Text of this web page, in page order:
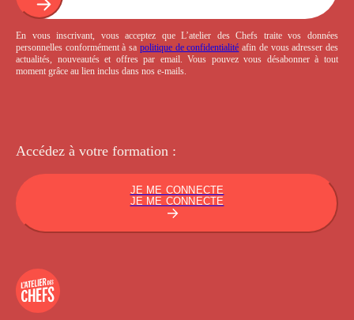
En vous inscrivant, vous acceptez que L’atelier des Chefs traite vos données
personnelles conformément à sa politique de confidentialité afin de vous adresser des
actualités, nouveautés et offres par email. Vous pouvez vous désabonner à tout
moment grâce au lien inclus dans nos e-mails.
Accédez à votre formation :
JE ME CONNECTE
JE ME CONNECTE